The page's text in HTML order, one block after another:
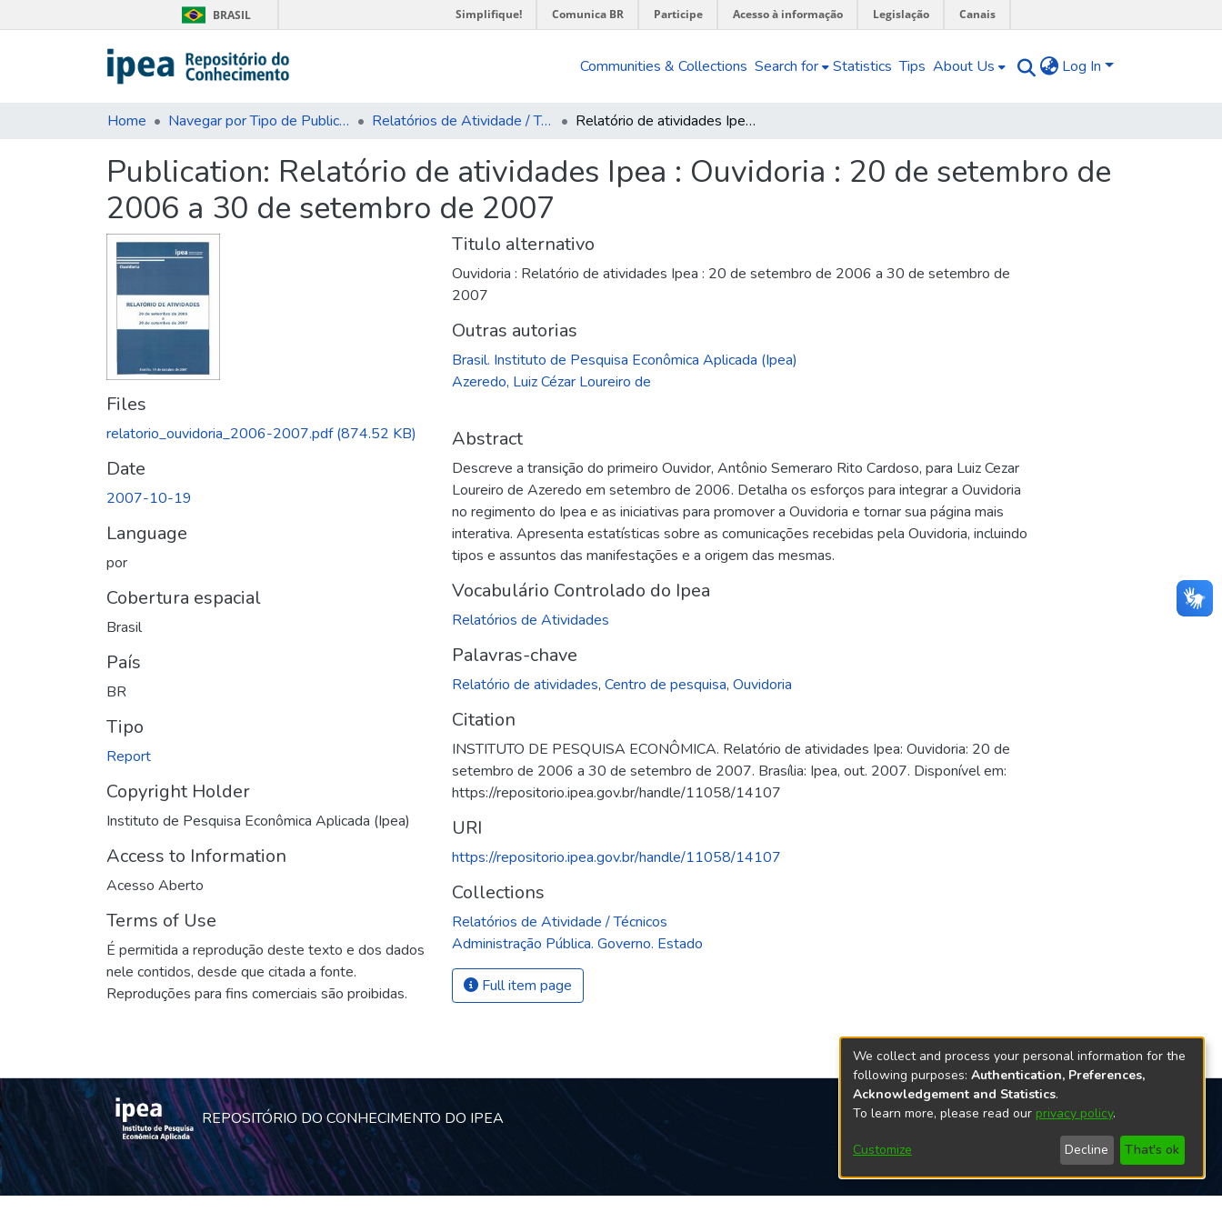
BRASIL Simplifique! Comunica BR Participe Acesso à informação Legislação Canais
Communities & Collections Search for Statistics Tips About Us Log In
Home Navegar por Tipo de Publicação Relatórios de Atividade / Técnicos Relatório de atividades Ipea : Ouvidoria : 20 de setembro de 2006 a 30 de setembro de 2007
Publication: Relatório de atividades Ipea : Ouvidoria : 20 de setembro de
2006 a 30 de setembro de 2007
Files
relatorio_ouvidoria_2006-2007.pdf(874.52 KB)
Date
2007-10-19
Language
por
Cobertura espacial
Brasil
País
BR
Tipo
Report
Copyright Holder
Instituto de Pesquisa Econômica Aplicada (Ipea)
Access to Information
Acesso Aberto
Terms of Use
É permitida a reprodução deste texto e dos dados
nele contidos, desde que citada a fonte.
Reproduções para fins comerciais são proibidas.
Titulo alternativo
Ouvidoria : Relatório de atividades Ipea : 20 de setembro de 2006 a 30 de setembro de
2007
Outras autorias
Brasil. Instituto de Pesquisa Econômica Aplicada (Ipea)
Azeredo, Luiz Cézar Loureiro de
Abstract
Descreve a transição do primeiro Ouvidor, Antônio Semeraro Rito Cardoso, para Luiz Cezar
Loureiro de Azeredo em setembro de 2006. Detalha os esforços para integrar a Ouvidoria
no regimento do Ipea e as iniciativas para promover a Ouvidoria e tornar sua página mais
interativa. Apresenta estatísticas sobre as comunicações recebidas pela Ouvidoria, incluindo
tipos e assuntos das manifestações e a origem das mesmas.
Vocabulário Controlado do Ipea
Relatórios de Atividades
Palavras-chave
Relatório de atividades, Centro de pesquisa, Ouvidoria
Citation
INSTITUTO DE PESQUISA ECONÔMICA. Relatório de atividades Ipea: Ouvidoria: 20 de
setembro de 2006 a 30 de setembro de 2007. Brasília: Ipea, out. 2007. Disponível em:
https://repositorio.ipea.gov.br/handle/11058/14107
URI
https://repositorio.ipea.gov.br/handle/11058/14107
Collections
Relatórios de Atividade / Técnicos
Administração Pública. Governo. Estado
Full item page
REPOSITÓRIO DO CONHECIMENTO DO IPEA
Redes sociais
We collect and process your personal information for the
following purposes: Authentication, Preferences,
Acknowledgement and Statistics.
To learn more, please read our privacy policy.
Customize Decline That's ok